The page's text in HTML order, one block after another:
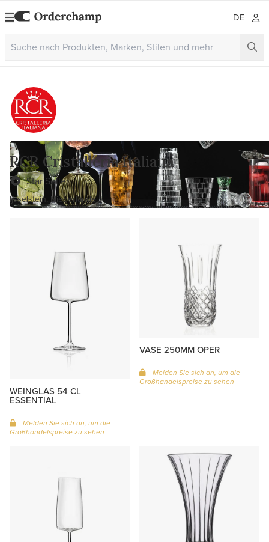
DE
RCR Cristalleria Italiana
Star Seller
Ijsselstein, Niederlande
WEINGLAS 54 CL
ESSENTIAL
Melden Sie sich an, um die
Großhandelspreise zu sehen
VASE 250MM OPER
Melden Sie sich an, um die
Großhandelspreise zu sehen